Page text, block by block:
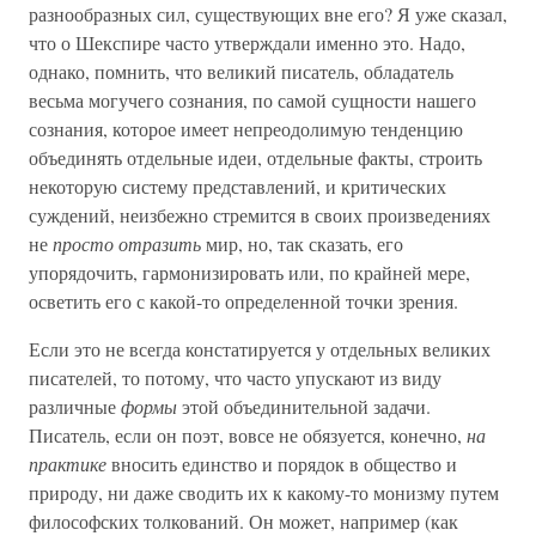
разнообразных сил, существующих вне его? Я уже сказал,
что о Шекспире часто утверждали именно это. Надо,
однако, помнить, что великий писатель, обладатель
весьма могучего сознания, по самой сущности нашего
сознания, которое имеет непреодолимую тенденцию
объединять отдельные идеи, отдельные факты, строить
некоторую систему представлений, и критических
суждений, неизбежно стремится в своих произведениях
непросто отразитьмир, но, так сказать, его
упорядочить, гармонизировать или, по крайней мере,
осветить его с какой-то определенной точки зрения.
Если это не всегда констатируется у отдельных великих
писателей, то потому, что часто упускают из виду
различныеформыэтой объединительной задачи.
Писатель, если он поэт, вовсе не обязуется, конечно, на
практикевносить единство и порядок в общество и
природу, ни даже сводить их к какому-то монизму путем
философских толкований. Он может, например (как